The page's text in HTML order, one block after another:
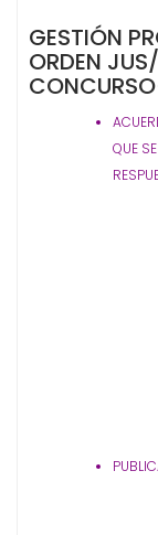
GESTIÓN
ORDEN
QUE